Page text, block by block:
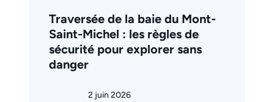
Traversée de la baie du Mont-
Saint-Michel : les règles de
sécurité pour explorer sans
danger
2 juin 2026